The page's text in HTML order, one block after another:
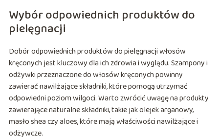
Wybór odpowiednich produktów do
pielęgnacji
Dobór odpowiednich produktów do pielęgnacji włosów
kręconych jest kluczowy dla ich zdrowia i wyglądu. Szampony i
odżywki przeznaczone do włosów kręconych powinny
zawierać nawilżające składniki, które pomogą utrzymać
odpowiedni poziom wilgoci. Warto zwrócić uwagę na produkty
zawierające naturalne składniki, takie jak olejek arganowy,
masło shea czy aloes, które mają właściwości nawilżające i
odżywcze.